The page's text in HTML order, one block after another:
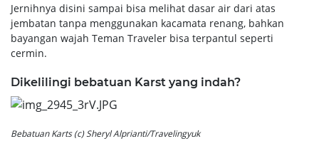
Jernihnya disini sampai bisa melihat dasar air dari atas
jembatan tanpa menggunakan kacamata renang, bahkan
bayangan wajah Teman Traveler bisa terpantul seperti
cermin.
Dikelilingi bebatuan Karst yang indah?
Bebatuan Karts (c) Sheryl Alprianti/Travelingyuk